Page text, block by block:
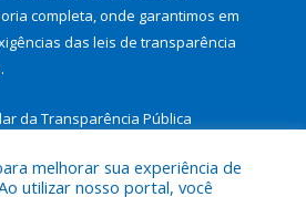
completa, onde garantimos em
das leis de transparência
da Transparência Pública
melhorar sua experiência de
utilizar nosso portal, você